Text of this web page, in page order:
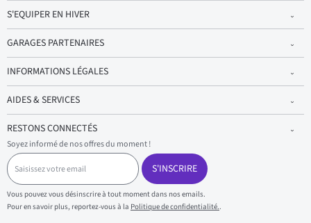
S'EQUIPER EN HIVER
GARAGES PARTENAIRES
INFORMATIONS LÉGALES
AIDES & SERVICES
RESTONS CONNECTÉS
Soyez informé de nos offres du moment !
S
a
i
s
i
s
S'INSCRIRE
Vous pouvez vous désinscrire à tout moment dans nos emails.
Pour en savoir plus, reportez-vous à la Politique de confidentialité..